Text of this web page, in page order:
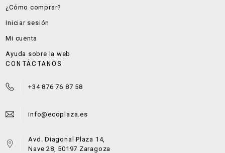
¿Cómo comprar?
Iniciar sesión
Mi cuenta
Ayuda sobre la web
CONTÁCTANOS
+34 876 76 87 58
info@ecoplaza.es
Avd. Diagonal Plaza 14,
Nave 28, 50197 Zaragoza